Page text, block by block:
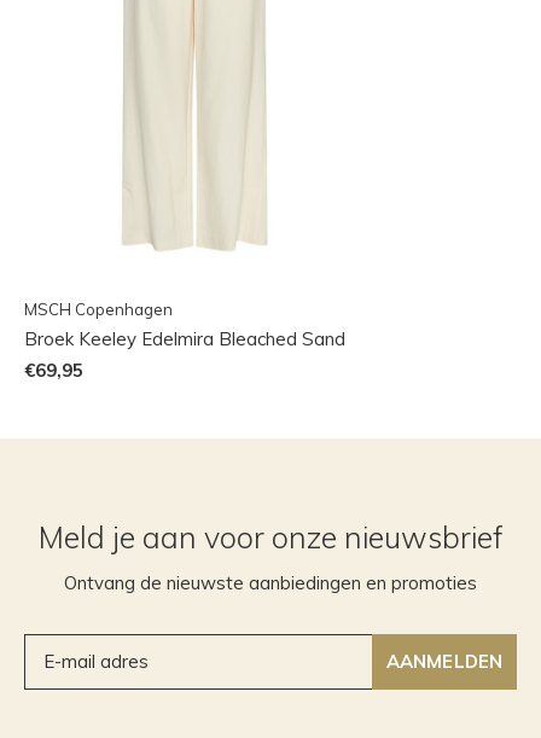
MSCH Copenhagen
Broek Keeley Edelmira Bleached Sand
€69,95
Meld je aan voor onze nieuwsbrief
Ontvang de nieuwste aanbiedingen en promoties
AANMELDEN